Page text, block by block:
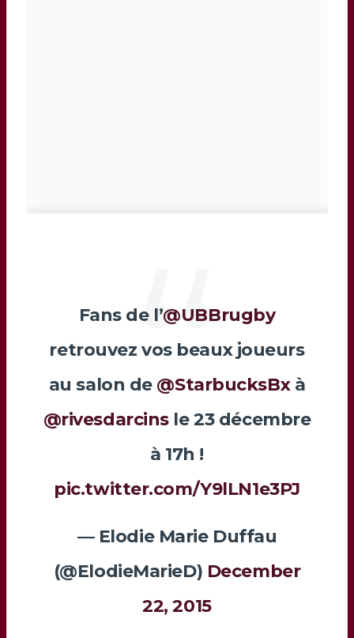
Fans de l’@UBBrugby
retrouvez vos beaux joueurs
au salon de @StarbucksBxà
@rivesdarcinsle 23 décembre
à 17h !
pic.twitter.com/Y9lLN1e3PJ
— Elodie Marie Duffau
(@ElodieMarieD) December
22, 2015